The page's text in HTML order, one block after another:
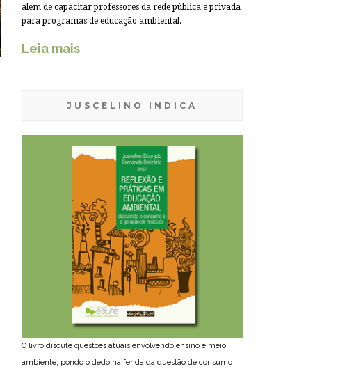
além de capacitar professores da rede pública e privada
para programas de educação ambiental.
Leia mais
JUSCELINO INDICA
O livro discute questões atuais envolvendo ensino e meio
ambiente, pondo o dedo na ferida da questão de consumo